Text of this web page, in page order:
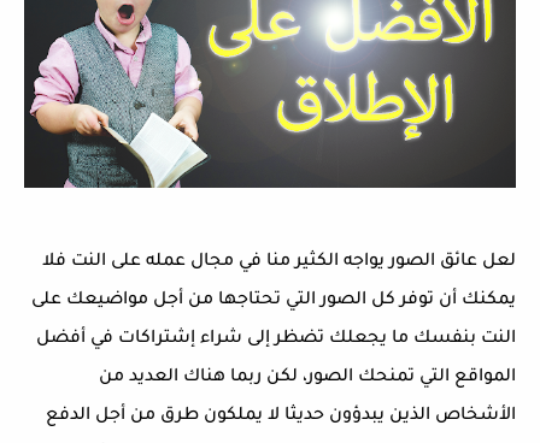
لعل عائق الصور يواجه الكثير منا في مجال عمله على النت فلا
يمكنك أن توفر كل الصور التي تحتاجها من أجل مواضيعك على
النت بنفسك ما يجعلك تضظر إلى شراء إشتراكات في أفضل
المواقع التي تمنحك الصور، لكن ربما هناك العديد من
الأشخاص الذين يبدؤون حديثا لا يملكون طرق من أجل الدفع